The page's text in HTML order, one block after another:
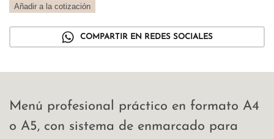
marco
Añadir a la cotización
COMPARTIR EN REDES SOCIALES
Menú profesional práctico en formato A4
o A5, con sistema de enmarcado para